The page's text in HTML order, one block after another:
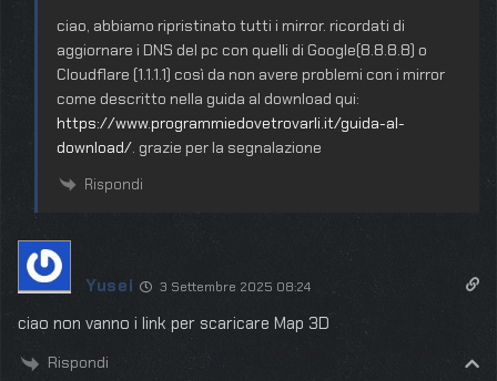
ciao, abbiamo ripristinato tutti i mirror. ricordati di
aggiornare i DNS del pc con quelli di Google(8.8.8.8) o
Cloudflare (1.1.1.1) così da non avere problemi con i mirror
come descritto nella guida al download qui:
https://www.programmiedovetrovarli.it/guida-al-
download/ . grazie per la segnalazione
Rispondi
Yusei 3 Settembre 2025 08:24
ciao non vanno i link per scaricare Map 3D
Rispondi